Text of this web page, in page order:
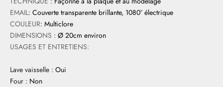
EMAIL: Couverte transparente brillante, 1080° électrique
COULEUR: Multiclore
DIMENSIONS : Ø 20cm environ
USAGES ET ENTRETIENS:
Lave vaisselle : Oui
Four : Non